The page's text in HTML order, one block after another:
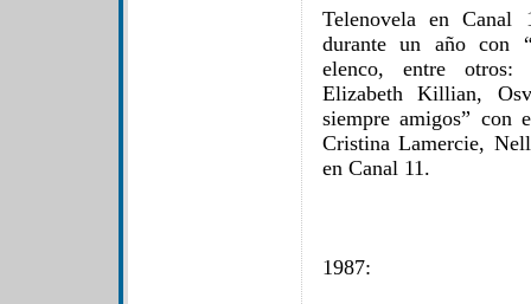
Telenovela en
durante un año con
elenco, entre otros:
Elizabeth Killian,
siempre amigos”
Cristina Lamercie,
en Canal 11.
1987: